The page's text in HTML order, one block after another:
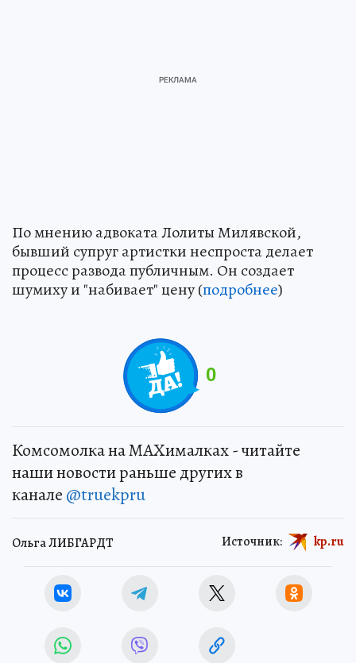
По мнению адвоката Лолиты Милявской,
бывший супруг артистки неспроста делает
процесс развода публичным. Он создает
шумиху и "набивает" цену (подробнее)
0
Комсомолка на MAXималках - читайте
наши новости раньше других в
канале @truekpru
Ольга ЛИБГАРДТ Источник: kp.ru